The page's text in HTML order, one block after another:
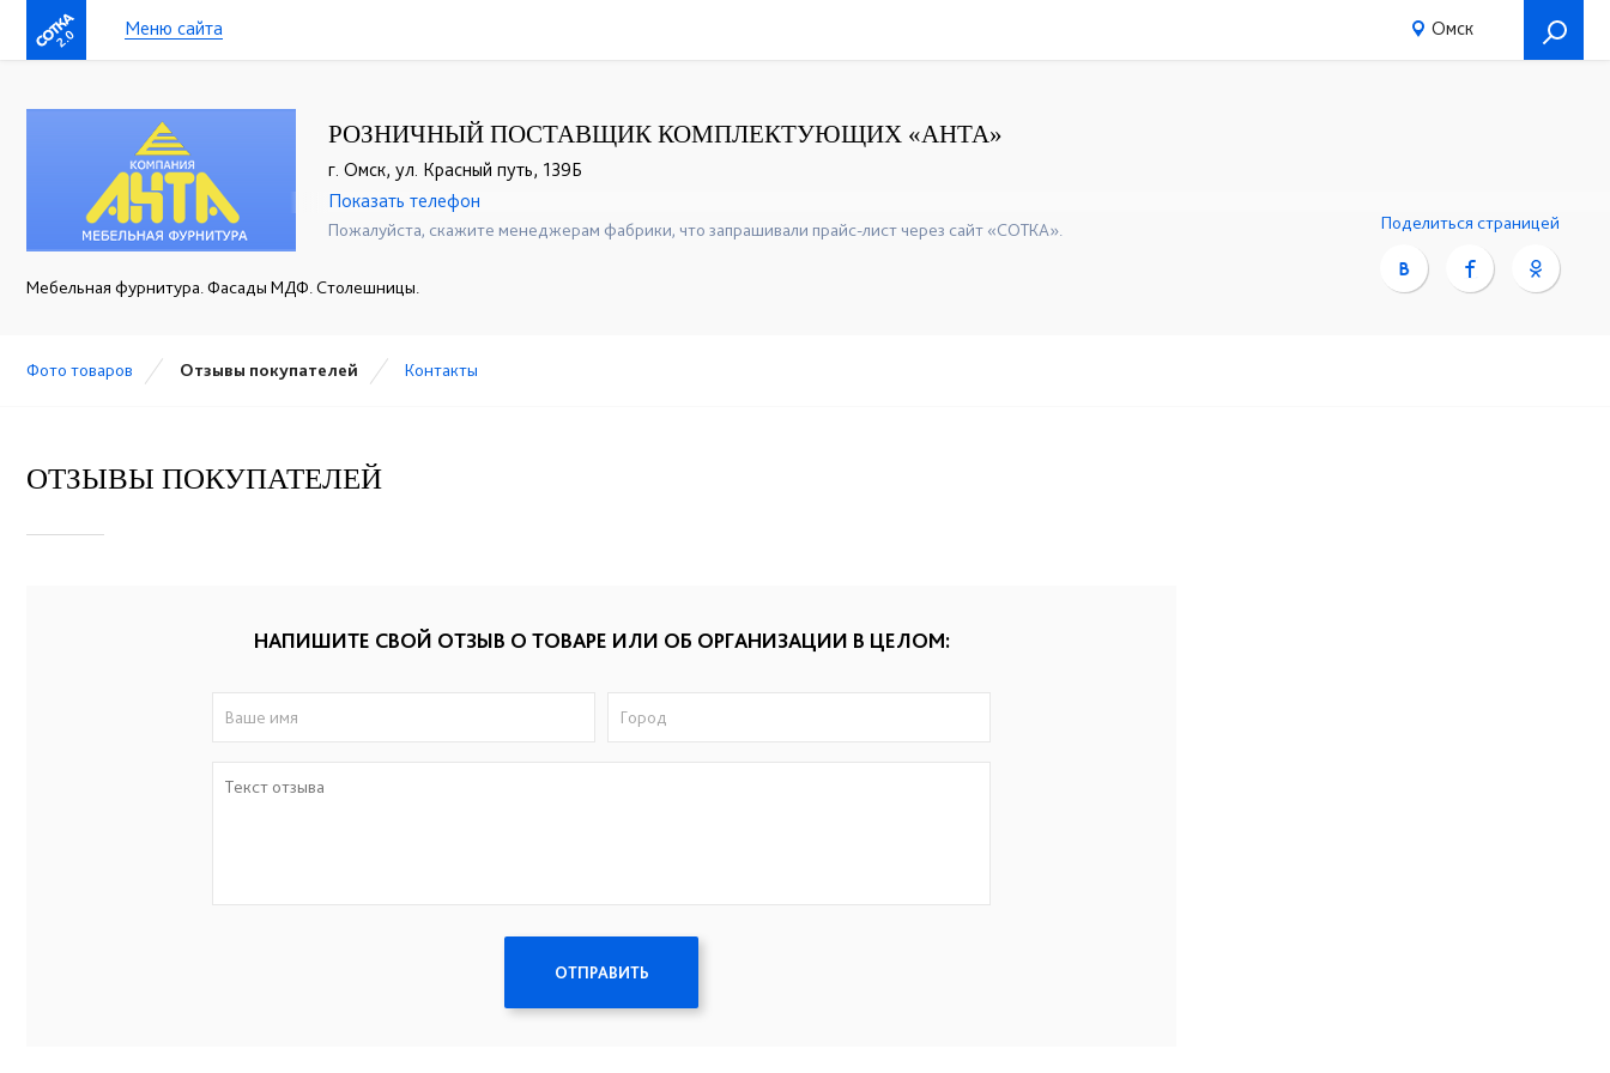
2.0 Меню сайта Омск
РОЗНИЧНЫЙ ПОСТАВЩИК КОМПЛЕКТУЮЩИХ «АНТА»
г. Омск, ул. Красный путь, 139Б
☎+7(3812)28-65-58
Показать телефон
Пожалуйста, скажите менеджерам фабрики, что запрашивали прайс-лист через сайт «СОТКА».
Мебельная фурнитура. Фасады МДФ. Столешницы.
Поделиться страницей
Фото товаров Отзывы покупателей Контакты
ОТЗЫВЫ ПОКУПАТЕЛЕЙ
НАПИШИТЕ СВОЙ ОТЗЫВ О ТОВАРЕ ИЛИ ОБ ОРГАНИЗАЦИИ В ЦЕЛОМ:
ОТПРАВИТЬ